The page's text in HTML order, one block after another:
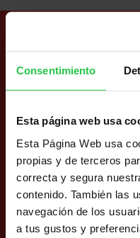
Consentimiento
Esta página web usa
Esta Página Web usa
propias y de terceros
correcta y segura
contenido. También las
navegación de los
a tus gustos y
Encuentro con
pasado por el mismo
con la que compartir